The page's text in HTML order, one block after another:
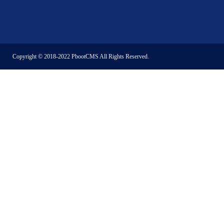
Copyright © 2018-2022 PbootCMS All Rights Reserved.